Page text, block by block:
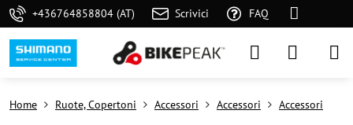
+436764858804 (AT) Scrivici FAQ
Home Ruote, Copertoni Accessori Accessori Accessori